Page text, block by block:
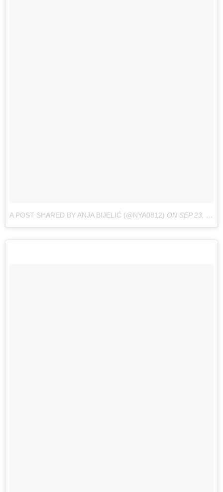
A POST SHARED BY ANJA BIJELIĆ (@NYA0812) ON SEP 23, 2017 AT 8:29AM PDT